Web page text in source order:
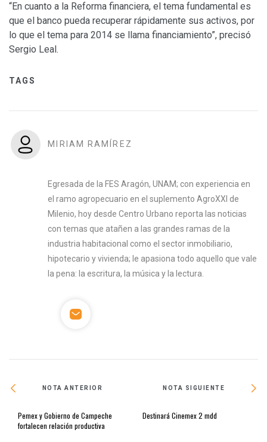
“En cuanto a la Reforma financiera, el tema fundamental es
que el banco pueda recuperar rápidamente sus activos, por
lo que el tema para 2014 se llama financiamiento”, precisó
Sergio Leal.
TAGS
MIRIAM RAMÍREZ
Egresada de la FES Aragón, UNAM; con experiencia en
el ramo agropecuario en el suplemento AgroXXI de
Milenio, hoy desde Centro Urbano reporta las noticias
con temas que atañen a las grandes ramas de la
industria habitacional como el sector inmobiliario,
hipotecario y vivienda; le apasiona todo aquello que vale
la pena: la escritura, la música y la lectura.
NOTA ANTERIOR
Pemex y Gobierno de Campeche
fortalecen relación productiva
NOTA SIGUIENTE
Destinará Cinemex 2 mdd